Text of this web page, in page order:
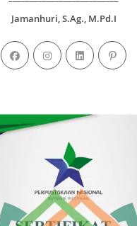
Jamanhuri, S.Ag., M.Pd.I